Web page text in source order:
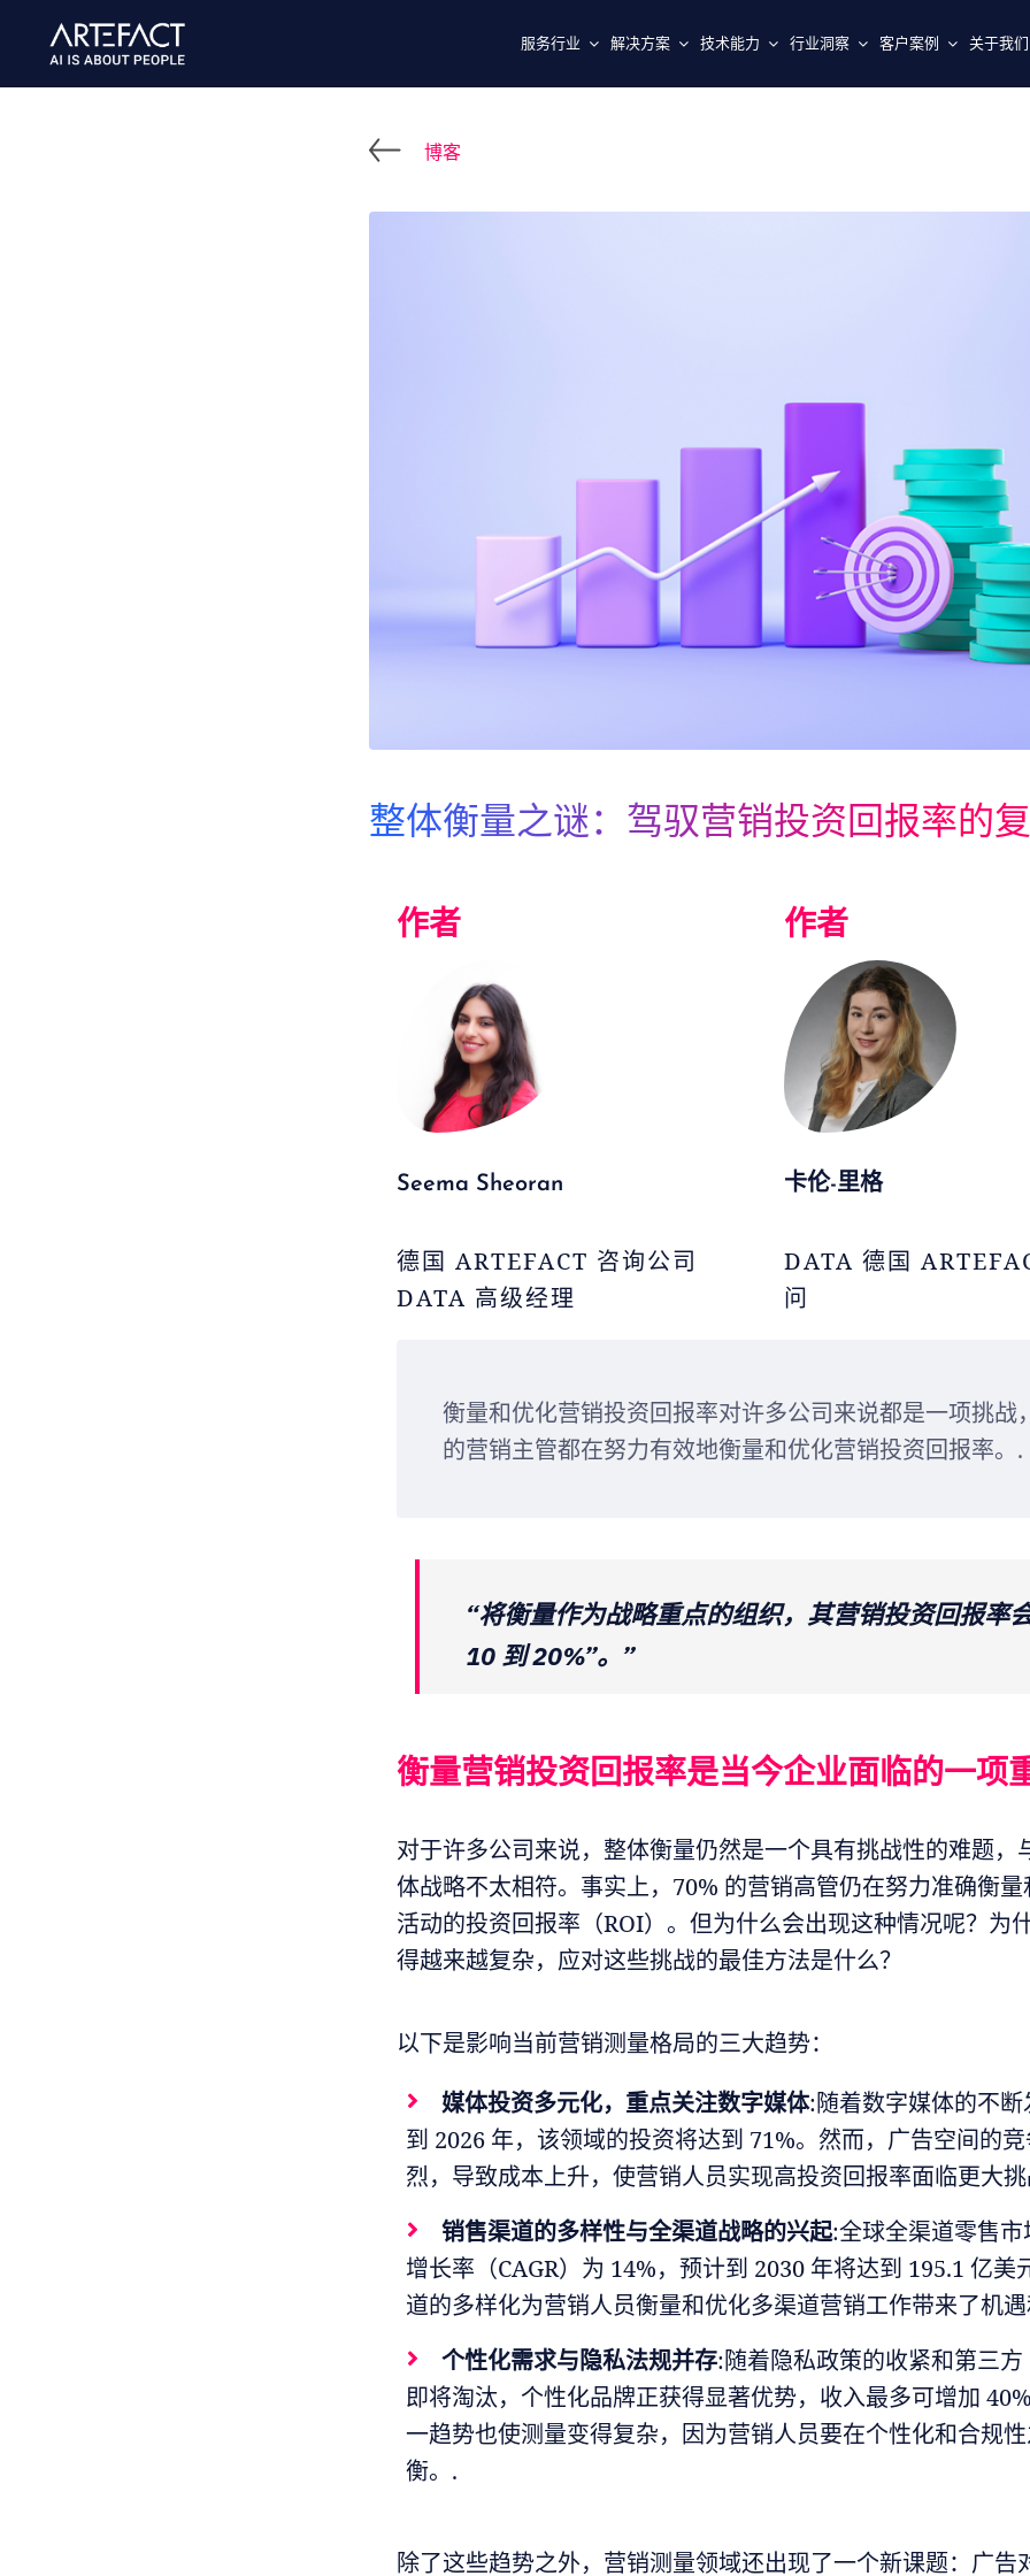
服务行业 解决方案 技术能力 行业洞察 客户案例 关于我们
博客
整体衡量之谜：驾驭营销投资回报率的
作者
Seema Sheoran
德国 ARTEFACT 咨询公司
DATA 高级经理
作者
卡伦-里格
DATA 德国
问
衡量和优化营销投资回报率对许多公司来说都是一项挑战
的营销主管都在努力有效地衡量和优化营销投资回报率。.
“将衡量作为战略重点的组织，其营销投资回报率
10 到 20%”。”
衡量营销投资回报率是当今企业面临的一项
对于许多公司来说，整体衡量仍然是一个具有挑战性的难题，
体战略不太相符。事实上，70% 的营销高管仍在努力准确衡
活动的投资回报率（ROI）。但为什么会出现这种情况呢？为
得越来越复杂，应对这些挑战的最佳方法是什么？
以下是影响当前营销测量格局的三大趋势：
媒体投资多元化，重点关注数字媒体:随着数字媒体的不
到 2026 年，该领域的投资将达到 71%。然而，广告空间的
烈，导致成本上升，使营销人员实现高投资回报率面临更大
销售渠道的多样性与全渠道战略的兴起:全球全渠道零售
增长率（CAGR）为 14%，预计到 2030 年将达到 195.1 亿美
道的多样化为营销人员衡量和优化多渠道营销工作带来了机
个性化需求与隐私法规并存:随着隐私政策的收紧和第三
即将淘汰，个性化品牌正获得显著优势，收入最多可增加
一趋势也使测量变得复杂，因为营销人员要在个性化和合规
衡。.
除了这些趋势之外，营销测量领域还出现了一个新课题：广告